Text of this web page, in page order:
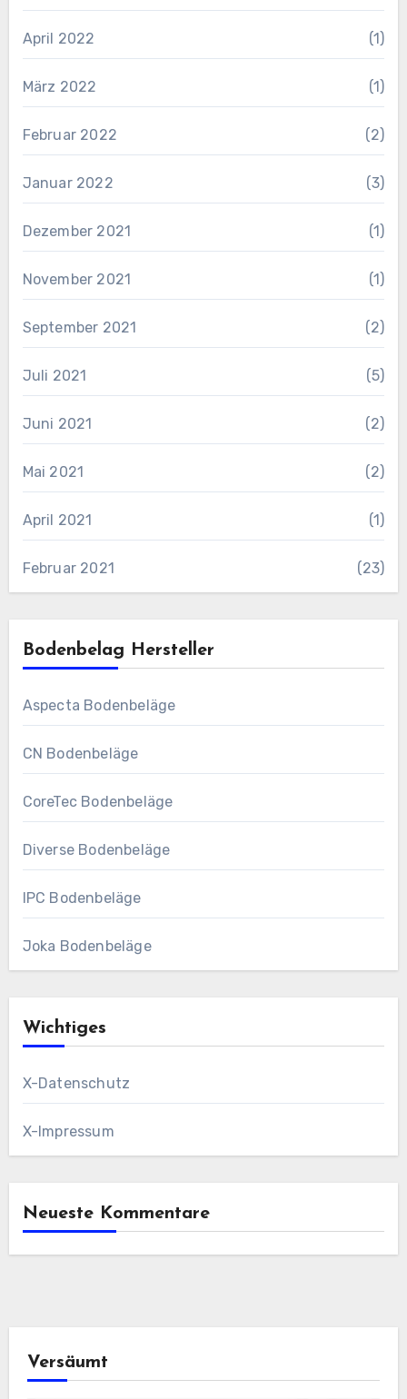
April 2022 (1)
März 2022 (1)
Februar 2022 (2)
Januar 2022 (3)
Dezember 2021 (1)
November 2021 (1)
September 2021 (2)
Juli 2021 (5)
Juni 2021 (2)
Mai 2021 (2)
April 2021 (1)
Februar 2021 (23)
Bodenbelag Hersteller
Aspecta Bodenbeläge
CN Bodenbeläge
CoreTec Bodenbeläge
Diverse Bodenbeläge
IPC Bodenbeläge
Joka Bodenbeläge
Wichtiges
X-Datenschutz
X-Impressum
Neueste Kommentare
Versäumt